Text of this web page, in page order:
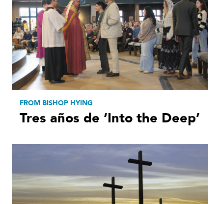
FROM BISHOP HYING
Tres años de ‘Into the Deep’